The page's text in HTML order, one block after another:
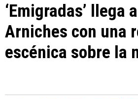
‘Emigradas’ llega
Arniches con una
escénica sobre la